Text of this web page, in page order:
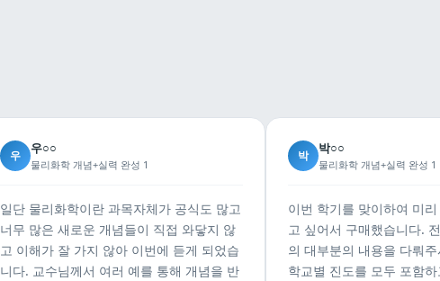
우 우○○
물리화학 개념+실력 완성 1
일단 물리화학이란 과목자체가 공식도 많고
너무 많은 새로운 개념들이 직접 와닿지 않
고 이해가 잘 가지 않아 이번에 듣게 되었습
니다. 교수님께서 여러 예를 통해 개념을 반
박 박○○
물리화학 개념+실력 완성 1
이번 학기를 맞이하여 미
고 싶어서 구매했습니다.
의 대부분의 내용을 다뤄
학교별 진도를 모두 포함